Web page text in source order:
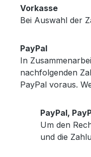
Vorkasse
Bei Auswahl der
PayPal
In
nachfolgenden
PayPal voraus.
PayPal,
Um den
und die